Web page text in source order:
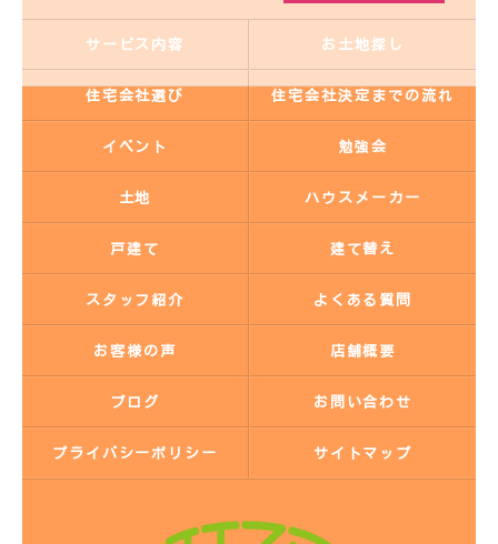
サービス内容 お土地探し
住宅会社選び 住宅会社決定までの流れ
イベント 勉強会
土地 ハウスメーカー
戸建て 建て替え
スタッフ紹介 よくある質問
お客様の声 店舗概要
ブログ お問い合わせ
プライバシーポリシー サイトマップ